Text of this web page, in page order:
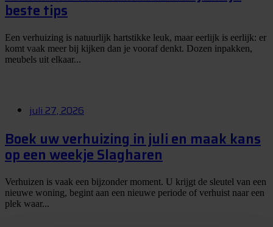
beste tips
Een verhuizing is natuurlijk hartstikke leuk, maar eerlijk is eerlijk: er
komt vaak meer bij kijken dan je vooraf denkt. Dozen inpakken,
meubels uit elkaar...
juli 27, 2026
Boek uw verhuizing in juli en maak kans
op een weekje Slagharen
Verhuizen is vaak een bijzonder moment. U krijgt de sleutel van een
nieuwe woning, begint aan een nieuwe periode of verhuist naar een
plek waar...